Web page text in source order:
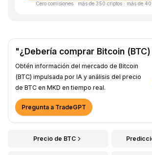
Cero comisiones · más de 350 criptos · más de
"¿Debería comprar Bitcoin
Obtén información del mercado de Bitcoin
(BTC) impulsada por IA y análisis del precio
de BTC en MKD en tiempo real.
Pregunta a TradeGPT
Precio de BTC